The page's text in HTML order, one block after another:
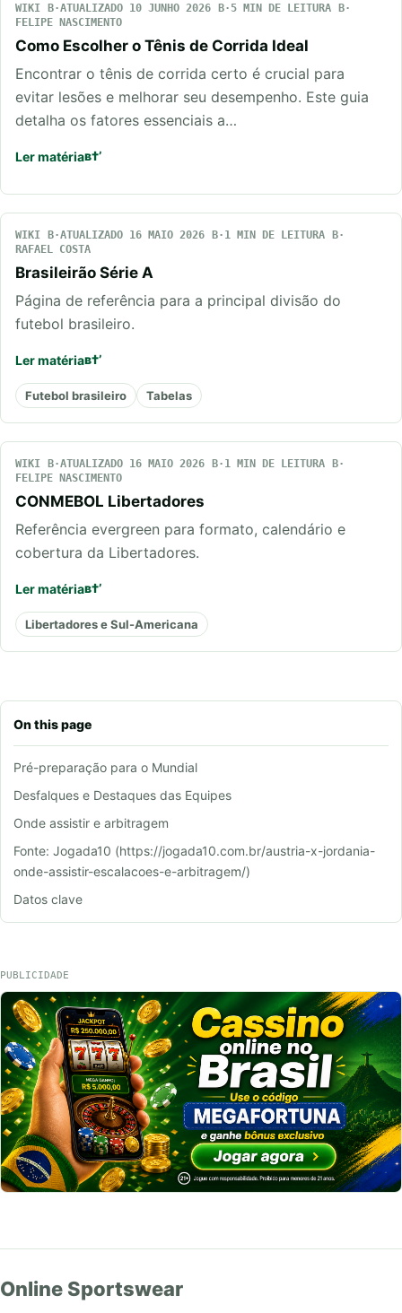
On this page
Pré-preparação para o Mundial
Desfalques e Destaques das Equipes
Onde assistir e arbitragem
Fonte: Jogada10 (https://jogada10.com.br/austria-x-jordania-
onde-assistir-escalacoes-e-arbitragem/)
Datos clave
WIKI ATUALIZADO 10 JUNHO 2026
5 MIN DE LEITURA
FELIPE NASCIMENTO
Como Escolher o Tênis de Corrida Ideal
Encontrar o tênis de corrida certo é crucial para
evitar lesões e melhorar seu desempenho. Este guia
detalha os fatores essenciais a…
Ler matéria
WIKI ATUALIZADO 16 MAIO 2026
1 MIN DE LEITURA
RAFAEL COSTA
Brasileirão Série A
Página de referência para a principal divisão do
futebol brasileiro.
Ler matéria
Futebol brasileiro Tabelas
WIKI ATUALIZADO 16 MAIO 2026
1 MIN DE LEITURA
FELIPE NASCIMENTO
CONMEBOL Libertadores
Referência evergreen para formato, calendário e
cobertura da Libertadores.
Ler matéria
Libertadores e Sul-Americana
PUBLICIDADE
Online Sportswear